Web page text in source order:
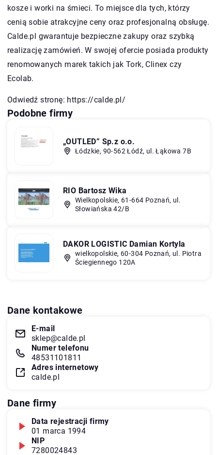
kosze i worki na śmieci. To miejsce dla tych, którzy
cenią sobie atrakcyjne ceny oraz profesjonalną obsługę.
Calde.pl gwarantuje bezpieczne zakupy oraz szybką
realizację zamówień. W swojej ofercie posiada produkty
renomowanych marek takich jak Tork, Clinex czy
Ecolab.
Odwiedź stronę: https://calde.pl/
Podobne firmy
„OUTLED” Sp.z o.o.
Łódzkie, 90-562 Łódź, ul. Łąkowa 7B
RIO Bartosz Wika
Wielkopolskie, 61-664 Poznań, ul.
Słowiańska 42/B
DAKOR LOGISTIC Damian Kortyla
wielkopolskie, 60-304 Poznań, ul. Piotra
Ściegiennego 120A
Dane kontakowe
E-mail
sklep@calde.pl
Numer telefonu
48531101811
Adres internetowy
calde.pl
Dane firmy
Data rejestracji firmy
01 marca 1994
NIP
7280024843